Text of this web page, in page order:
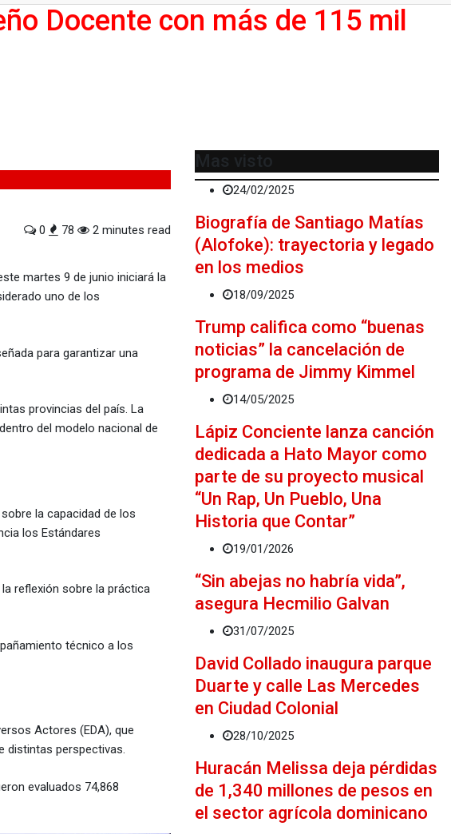
Docente con más de 115 mil
0 78
2 minutes read
martes 9 de junio iniciará la
uno de los
para garantizar una
provincias del país. La
del modelo nacional de
la capacidad de los
los Estándares
reflexión sobre la práctica
técnico a los
Actores (EDA), que
distintas perspectivas.
evaluados 74,868
Mas visto
24/02/2025
Biografía de Santiago Matías
(Alofoke): trayectoria y legado
en los medios
18/09/2025
Trump califica como “buenas
noticias” la cancelación de
programa de Jimmy Kimmel
14/05/2025
Lápiz Conciente lanza canción
dedicada a Hato Mayor como
parte de su proyecto musical
“Un Rap, Un Pueblo, Una
Historia que Contar”
19/01/2026
“Sin abejas no habría vida”,
asegura Hecmilio Galvan
31/07/2025
David Collado inaugura parque
Duarte y calle Las Mercedes
en Ciudad Colonial
28/10/2025
Huracán Melissa deja pérdidas
de 1,340 millones de pesos en
el sector agrícola dominicano